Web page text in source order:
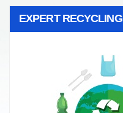
EXPERT RECYCLING